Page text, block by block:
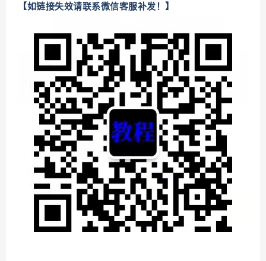
【如链接失效请联系微信客服补发！】